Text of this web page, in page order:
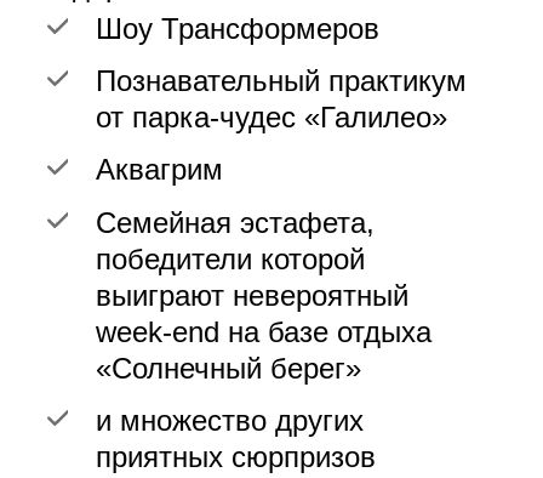
Шоу Трансформеров
Познавательный практикум
от парка-чудес «Галилео»
Аквагрим
Семейная эстафета,
победители которой
выиграют невероятный
week-end на базе отдыха
«Солнечный берег»
и множество других
приятных сюрпризов